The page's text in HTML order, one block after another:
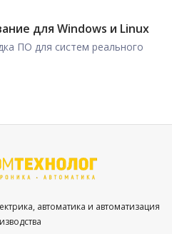
для Windows и Linux
ПО для систем реального
автоматика и автоматизация